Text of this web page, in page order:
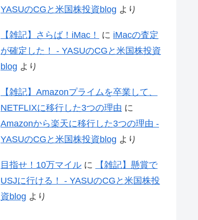
YASUのCGと米国株投資blog より
【雑記】さらば！iMac！ に iMacの査定
が確定した！ - YASUのCGと米国株投資
blog より
【雑記】Amazonプライムを卒業して、
NETFLIXに移行した3つの理由 に
Amazonから楽天に移行した3つの理由 -
YASUのCGと米国株投資blog より
目指せ！10万マイル に
【雑記】懸賞で
USJに行ける！ - YASUのCGと米国株投
資blog より